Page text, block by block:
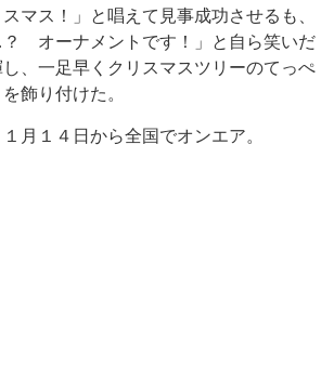
マス！」と唱えて見事成功させるも、
？ オーナメントです！」と自ら笑いだ
、一足早くクリスマスツリーのてっぺ
飾り付けた。
月１４日から全国でオンエア。